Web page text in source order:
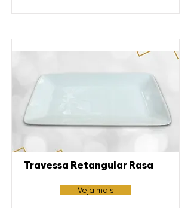
Travessa Retangular Rasa
Veja mais